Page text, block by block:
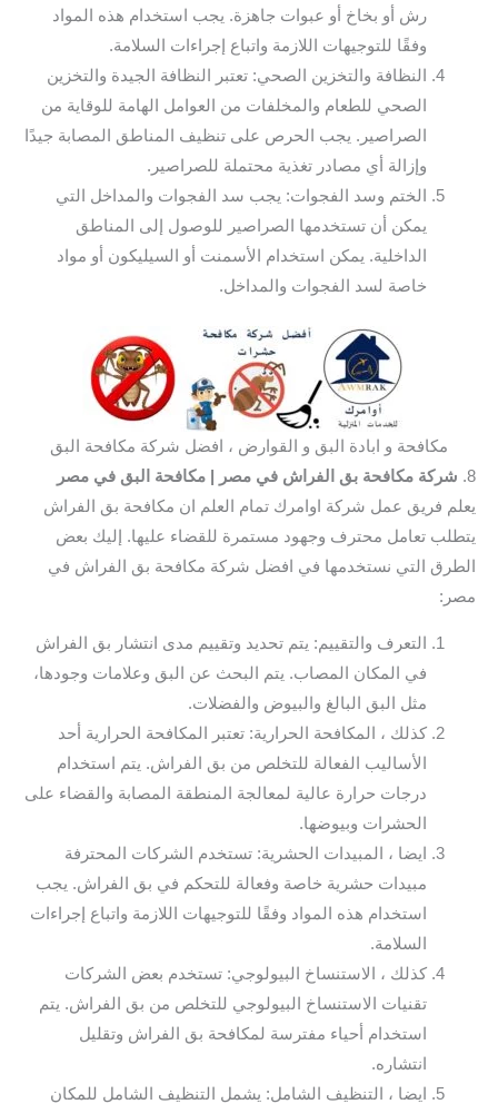
رش أو بخاخ أو عبوات جاهزة. يجب استخدام هذه المواد
وفقًا للتوجيهات اللازمة واتباع إجراءات السلامة.
النظافة والتخزين الصحي: تعتبر النظافة الجيدة والتخزين
الصحي للطعام والمخلفات من العوامل الهامة للوقاية من
الصراصير. يجب الحرص على تنظيف المناطق المصابة جيدًا
وإزالة أي مصادر تغذية محتملة للصراصير.
الختم وسد الفجوات: يجب سد الفجوات والمداخل التي
يمكن أن تستخدمها الصراصير للوصول إلى المناطق
الداخلية. يمكن استخدام الأسمنت أو السيليكون أو مواد
خاصة لسد الفجوات والمداخل.
مكافحة و ابادة البق و القوارض ، افضل شركة مكافحة البق
8. شركة مكافحة بق الفراش في مصر
| مكافحة البق في مصر
يعلم فريق عمل شركة اوامرك تمام العلم ان مكافحة بق الفراش
يتطلب تعامل محترف وجهود مستمرة للقضاء عليها. إليك بعض
الطرق التي نستخدمها في افضل شركة مكافحة بق الفراش في
مصر:
التعرف والتقييم: يتم تحديد وتقييم مدى انتشار بق الفراش
في المكان المصاب. يتم البحث عن البق وعلامات وجودها،
مثل البق البالغ والبيوض والفضلات.
كذلك ، المكافحة الحرارية: تعتبر المكافحة الحرارية أحد
الأساليب الفعالة للتخلص من بق الفراش. يتم استخدام
درجات حرارة عالية لمعالجة المنطقة المصابة والقضاء على
الحشرات وبيوضها.
ايضا ، المبيدات الحشرية: تستخدم الشركات المحترفة
مبيدات حشرية خاصة وفعالة للتحكم في بق الفراش. يجب
استخدام هذه المواد وفقًا للتوجيهات اللازمة واتباع إجراءات
السلامة.
كذلك ، الاستنساخ البيولوجي: تستخدم بعض الشركات
تقنيات الاستنساخ البيولوجي للتخلص من بق الفراش. يتم
استخدام أحياء مفترسة لمكافحة بق الفراش وتقليل
انتشاره.
ايضا ، التنظيف الشامل: يشمل التنظيف الشامل للمكان